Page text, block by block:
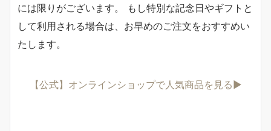
には限りがございます。 もし特別な記念日やギフトと
して利用される場合は、お早めのご注文をおすすめい
たします。
【公式】オンラインショップで人気商品を見る▶︎